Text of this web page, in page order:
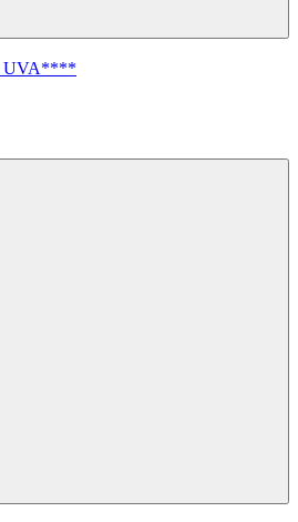
UVA****